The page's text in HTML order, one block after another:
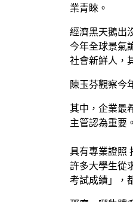
業青睞。
經濟黑天鵝出
今年全球景氣
社會新鮮人，
陳玉芬觀察今
其中，企業最
主管認為重要。
具有專業證照
許多大學生從
考試成績」，